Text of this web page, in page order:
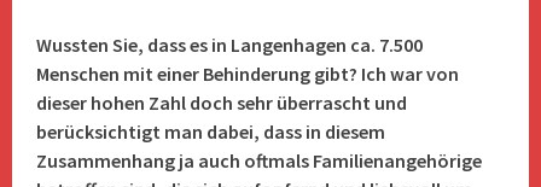
Wussten Sie, dass es in Langenhagen ca. 7.500
Menschen mit einer Behinderung gibt? Ich war von
dieser hohen Zahl doch sehr überrascht und
berücksichtigt man dabei, dass in diesem
Zusammenhang ja auch oftmals Familienangehörige